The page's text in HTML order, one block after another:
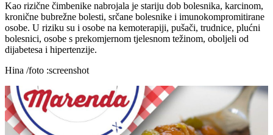
Kao rizične čimbenike nabrojala je stariju dob bolesnika, karcinom,
kronične bubrežne bolesti, srčane bolesnike i imunokompromitirane
osobe. U riziku su i osobe na kemoterapiji, pušači, trudnice, plućni
bolesnici, osobe s prekomjernom tjelesnom težinom, oboljeli od
dijabetesa i hipertenzije.
Hina /foto :screenshot